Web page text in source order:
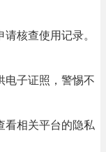
核查使用记录。
电子证照，警惕不
看相关平台的隐私